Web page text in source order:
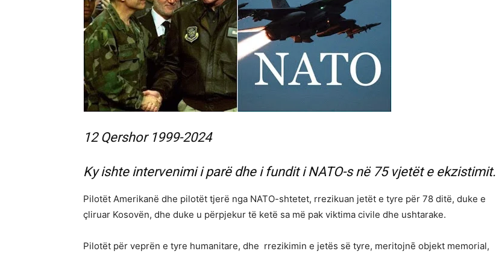
12 Qershor 1999-2024
Ky ishte intervenimi i parë dhe i fundit i NATO-s në 75 vjetët e ekzistimit.
Pilotët Amerikanë dhe pilotët tjerë nga NATO-shtetet, rrezikuan jetët e tyre për 78 ditë, duke e
çliruar Kosovën, dhe duke u përpjekur të ketë sa më pak viktima civile dhe ushtarake.
Pilotët për veprën e tyre humanitare, dhe rrezikimin e jetës së tyre, meritojnē objekt memorial,